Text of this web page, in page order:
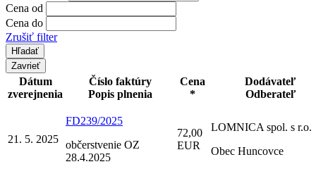
Cena od
Cena do
Zrušiť filter
Zavrieť
Dátum
zverejnenia
Číslo faktúry
Popis plnenia
Cena
*
Dodávateľ
Odberateľ
21. 5. 2025
FD239/2025
občerstvenie OZ
28.4.2025
72,00
EUR
LOMNICA spol. s r.o.
Obec Huncovce